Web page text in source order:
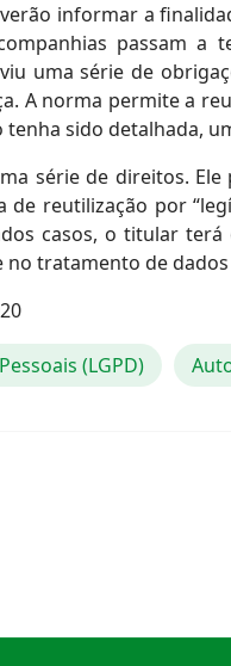
informar a
passam
uma série de
A norma permite a
tenha sido detalhada,
série de direitos.
de reutilização por
casos, o titular
tratamento de
(LGPD)